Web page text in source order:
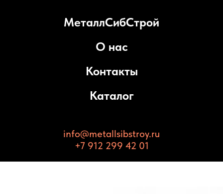
МеталлСибСтрой
О нас
Контакты
Каталог
info@metallsibstroy.ru
+7 912 299 42 01